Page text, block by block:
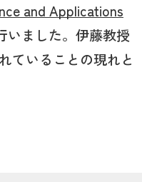
and Applications
いました。伊藤教授
ていることの現れと